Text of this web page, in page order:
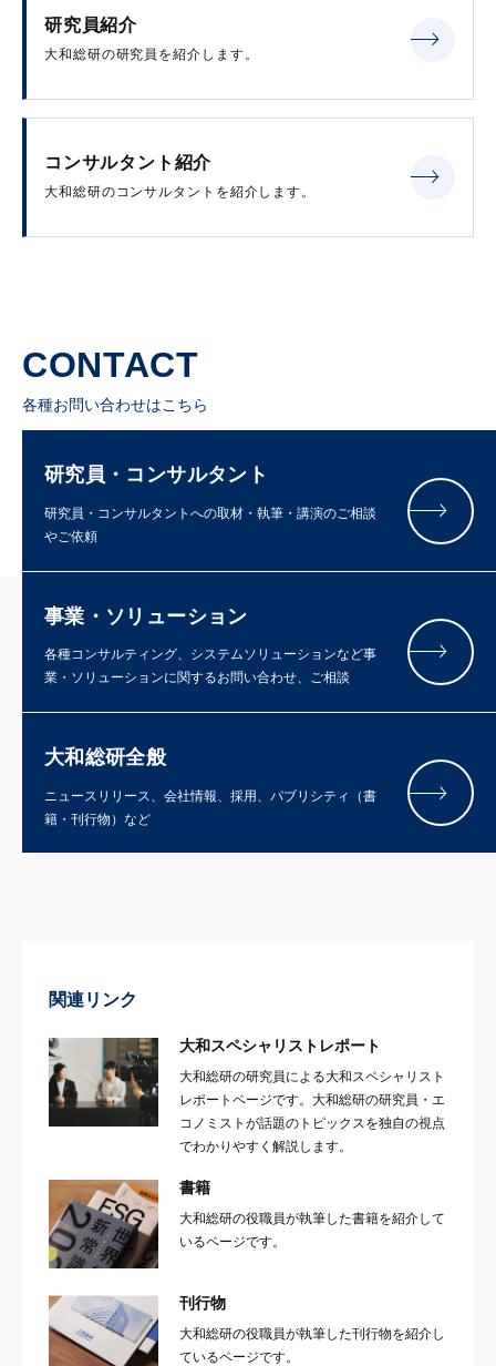
研究員紹介
大和総研の研究員を紹介します。
コンサルタント紹介
大和総研のコンサルタントを紹介します。
CONTACT
各種お問い合わせはこちら
研究員・コンサルタント
研究員・コンサルタントへの取材・執筆・講演のご相談
やご依頼
事業・ソリューション
各種コンサルティング、システムソリューションなど事
業・ソリューションに関するお問い合わせ、ご相談
大和総研全般
ニュースリリース、会社情報、採用、パブリシティ（書
籍・刊行物）など
関連リンク
大和スペシャリストレポート
大和総研の研究員による大和スペシャリスト
レポートページです。大和総研の研究員・エ
コノミストが話題のトピックスを独自の視点
でわかりやすく解説します。
書籍
大和総研の役職員が執筆した書籍を紹介して
いるページです。
刊行物
大和総研の役職員が執筆した刊行物を紹介し
ているページです。